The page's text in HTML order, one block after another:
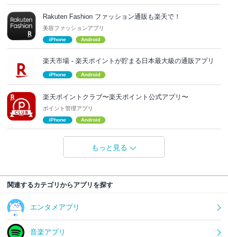
Rakuten Fashion ファッション通販も楽天で！
美容ファッションアプリ
iPhone Android
楽天市場 - 楽天ポイントが貯まる日本最大級の通販アプリ
iPhone Android
楽天ポイントクラブ〜楽天ポイント公式アプリ〜
ポイント管理アプリ
iPhone Android
もっと見る
関連するカテゴリからアプリを探す
エンタメアプリ
音楽アプリ